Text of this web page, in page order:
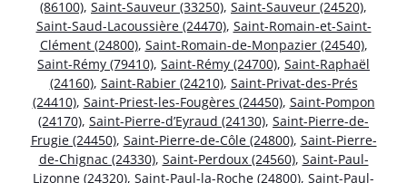
(86100), Saint-Sauveur (33250), Saint-Sauveur (24520),
Saint-Saud-Lacoussière (24470), Saint-Romain-et-Saint-
Clément (24800), Saint-Romain-de-Monpazier (24540),
Saint-Rémy (79410), Saint-Rémy (24700), Saint-Raphaël
(24160), Saint-Rabier (24210), Saint-Privat-des-Prés
(24410), Saint-Priest-les-Fougères (24450), Saint-Pompon
(24170), Saint-Pierre-d’Eyraud (24130), Saint-Pierre-de-
Frugie (24450), Saint-Pierre-de-Côle (24800), Saint-Pierre-
de-Chignac (24330), Saint-Perdoux (24560), Saint-Paul-
Lizonne (24320), Saint-Paul-la-Roche (24800), Saint-Paul-